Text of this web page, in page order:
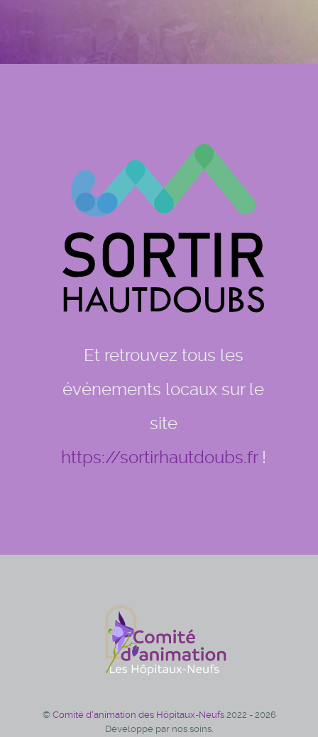
Et retrouvez tous les
événements locaux sur le
site
https://sortirhautdoubs.fr!
© Comité d'animation des Hôpitaux-Neufs 2022 - 2026
Développé par nos soins.